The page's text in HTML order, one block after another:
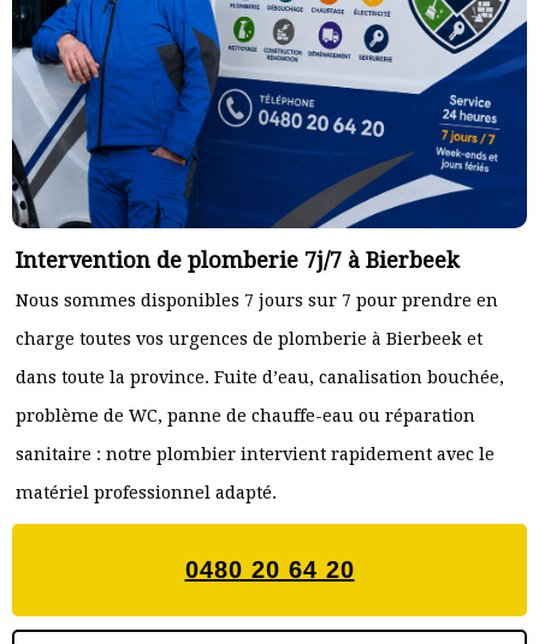
Intervention de plomberie 7j/7 à Bierbeek
Nous sommes disponibles 7 jours sur 7 pour prendre en
charge toutes vos urgences de plomberie à Bierbeek et
dans toute la province. Fuite d’eau, canalisation bouchée,
problème de WC, panne de chauffe-eau ou réparation
sanitaire : notre plombier intervient rapidement avec le
matériel professionnel adapté.
0480 20 64 20